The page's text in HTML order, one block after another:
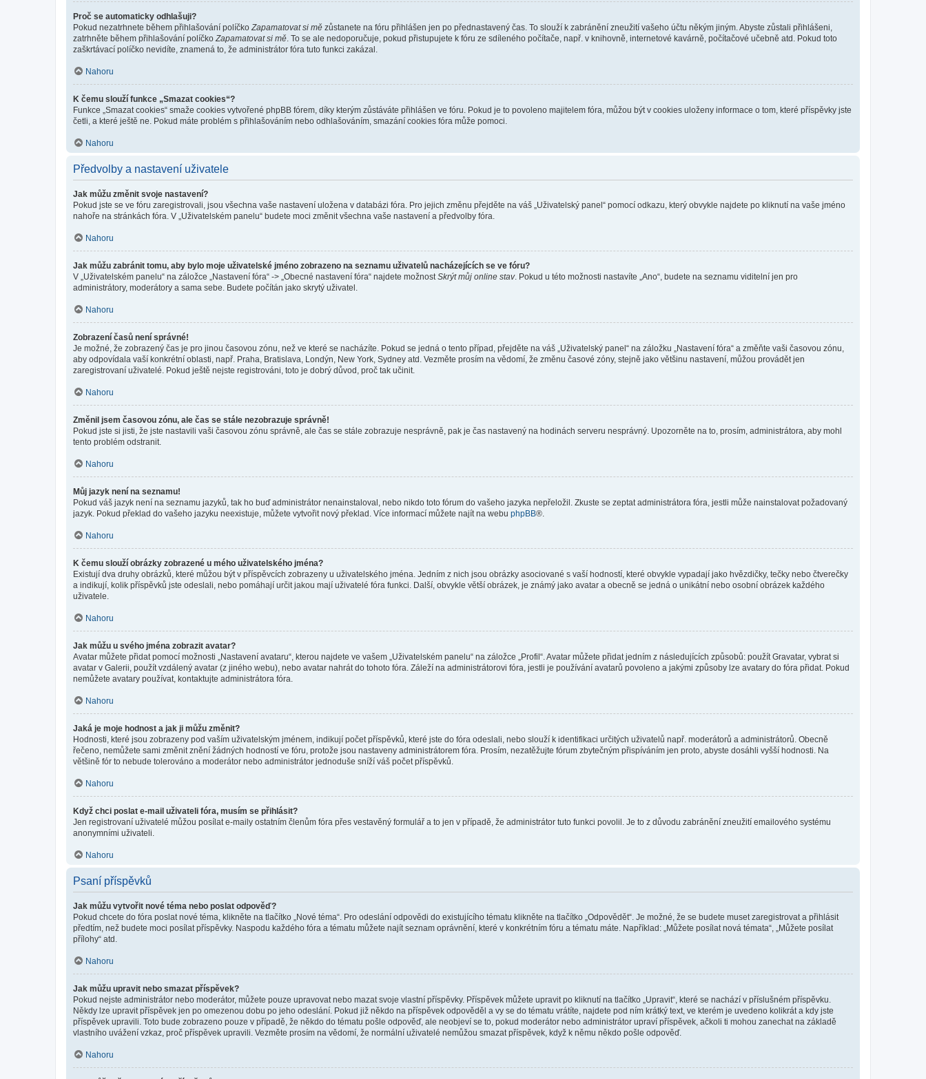
Proč se automaticky odhlašuji?
Pokud nezatrhnete během přihlašování políčko Zapamatovat si mě zůstanete na fóru přihlášen jen po přednastavený čas. To slouží k zabránění zneužití vašeho účtu někým jiným. Abyste zůstali přihlášeni,
zatrhněte během přihlašování políčko Zapamatovat si mě . To se ale nedoporučuje, pokud přistupujete k fóru ze sdíleného počítače, např. v knihovně, internetové kavárně, počítačové učebně atd. Pokud toto
zaškrtávací políčko nevidíte, znamená to, že administrátor fóra tuto funkci zakázal.
Nahoru
K čemu slouží funkce „Smazat cookies“?
Funkce „Smazat cookies“ smaže cookies vytvořené phpBB fórem, díky kterým zůstáváte přihlášen ve fóru. Pokud je to povoleno majitelem fóra, můžou být v cookies uloženy informace o tom, které příspěvky jste
četli, a které ještě ne. Pokud máte problém s přihlašováním nebo odhlašováním, smazání cookies fóra může pomoci.
Nahoru
Předvolby a nastavení uživatele
Jak můžu změnit svoje nastavení?
Pokud jste se ve fóru zaregistrovali, jsou všechna vaše nastavení uložena v databázi fóra. Pro jejich změnu přejděte na váš „Uživatelský panel“ pomocí odkazu, který obvykle najdete po kliknutí na vaše jméno
nahoře na stránkách fóra. V „Uživatelském panelu“ budete moci změnit všechna vaše nastavení a předvolby fóra.
Nahoru
Jak můžu zabránit tomu, aby bylo moje uživatelské jméno zobrazeno na seznamu uživatelů nacházejících se ve fóru?
V „Uživatelském panelu“ na záložce „Nastavení fóra“ -> „Obecné nastavení fóra“ najdete možnost Skrýt můj online stav. Pokud u této možnosti nastavíte „Ano“, budete na seznamu viditelní jen pro
administrátory, moderátory a sama sebe. Budete počítán jako skrytý uživatel.
Nahoru
Zobrazení časů není správné!
Je možné, že zobrazený čas je pro jinou časovou zónu, než ve které se nacházíte. Pokud se jedná o tento případ, přejděte na váš „Uživatelský panel“ na záložku „Nastavení fóra“ a změňte vaši časovou zónu,
aby odpovídala vaší konkrétní oblasti, např. Praha, Bratislava, Londýn, New York, Sydney atd. Vezměte prosím na vědomí, že změnu časové zóny, stejně jako většinu nastavení, můžou provádět jen
zaregistrovaní uživatelé. Pokud ještě nejste registrováni, toto je dobrý důvod, proč tak učinit.
Nahoru
Změnil jsem časovou zónu, ale čas se stále nezobrazuje správně!
Pokud jste si jisti, že jste nastavili vaši časovou zónu správně, ale čas se stále zobrazuje nesprávně, pak je čas nastavený na hodinách serveru nesprávný. Upozorněte na to, prosím, administrátora, aby mohl
tento problém odstranit.
Nahoru
Můj jazyk není na seznamu!
Pokud váš jazyk není na seznamu jazyků, tak ho buď administrátor nenainstaloval, nebo nikdo toto fórum do vašeho jazyka nepřeložil. Zkuste se zeptat administrátora fóra, jestli může nainstalovat požadovaný
jazyk. Pokud překlad do vašeho jazyku neexistuje, můžete vytvořit nový překlad. Více informací můžete najít na webu phpBB®.
Nahoru
K čemu slouží obrázky zobrazené u mého uživatelského jména?
Existují dva druhy obrázků, které můžou být v příspěvcích zobrazeny u uživatelského jména. Jedním z nich jsou obrázky asociované s vaší hodností, které obvykle vypadají jako hvězdičky, tečky nebo čtverečky
a indikují, kolik příspěvků jste odeslali, nebo pomáhají určit jakou mají uživatelé fóra funkci. Další, obvykle větší obrázek, je známý jako avatar a obecně se jedná o unikátní nebo osobní obrázek každého
uživatele.
Nahoru
Jak můžu u svého jména zobrazit avatar?
Avatar můžete přidat pomocí možnosti „Nastavení avataru“, kterou najdete ve vašem „Uživatelském panelu“ na záložce „Profil“. Avatar můžete přidat jedním z následujících způsobů: použít Gravatar, vybrat si
avatar v Galerii, použít vzdálený avatar (z jiného webu), nebo avatar nahrát do tohoto fóra. Záleží na administrátorovi fóra, jestli je používání avatarů povoleno a jakými způsoby lze avatary do fóra přidat. Pokud
nemůžete avatary používat, kontaktujte administrátora fóra.
Nahoru
Jaká je moje hodnost a jak ji můžu změnit?
Hodnosti, které jsou zobrazeny pod vaším uživatelským jménem, indikují počet příspěvků, které jste do fóra odeslali, nebo slouží k identifikaci určitých uživatelů např. moderátorů a administrátorů. Obecně
řečeno, nemůžete sami změnit znění žádných hodností ve fóru, protože jsou nastaveny administrátorem fóra. Prosím, nezatěžujte fórum zbytečným přispíváním jen proto, abyste dosáhli vyšší hodnosti. Na
většině fór to nebude tolerováno a moderátor nebo administrátor jednoduše sníží váš počet příspěvků.
Nahoru
Když chci poslat e-mail uživateli fóra, musím se přihlásit?
Jen registrovaní uživatelé můžou posílat e-maily ostatním členům fóra přes vestavěný formulář a to jen v případě, že administrátor tuto funkci povolil. Je to z důvodu zabránění zneužití emailového systému
anonymními uživateli.
Nahoru
Psaní příspěvků
Jak můžu vytvořit nové téma nebo poslat odpověď?
Pokud chcete do fóra poslat nové téma, klikněte na tlačítko „Nové téma“. Pro odeslání odpovědi do existujícího tématu klikněte na tlačítko „Odpovědět“. Je možné, že se budete muset zaregistrovat a přihlásit
předtím, než budete moci posílat příspěvky. Naspodu každého fóra a tématu můžete najít seznam oprávnění, které v konkrétním fóru a tématu máte. Například: „Můžete posílat nová témata“, „Můžete posílat
přílohy“ atd.
Nahoru
Jak můžu upravit nebo smazat příspěvek?
Pokud nejste administrátor nebo moderátor, můžete pouze upravovat nebo mazat svoje vlastní příspěvky. Příspěvek můžete upravit po kliknutí na tlačítko „Upravit“, které se nachází v příslušném příspěvku.
Někdy lze upravit příspěvek jen po omezenou dobu po jeho odeslání. Pokud již někdo na příspěvek odpověděl a vy se do tématu vrátíte, najdete pod ním krátký text, ve kterém je uvedeno kolikrát a kdy jste
příspěvek upravili. Toto bude zobrazeno pouze v případě, že někdo do tématu pošle odpověď, ale neobjeví se to, pokud moderátor nebo administrátor upraví příspěvek, ačkoli ti mohou zanechat na základě
vlastního uvážení vzkaz, proč příspěvek upravili. Vezměte prosím na vědomí, že normální uživatelé nemůžou smazat příspěvek, když k němu někdo pošle odpověď.
Nahoru